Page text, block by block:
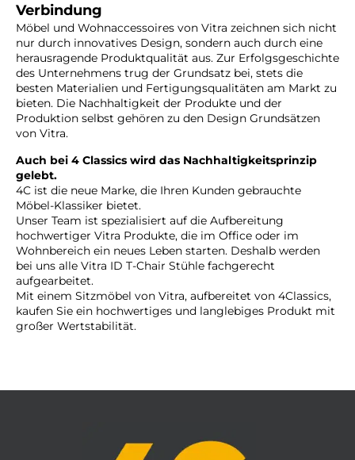
Verbindung
Möbel und Wohnaccessoires von Vitra zeichnen sich nicht
nur durch innovatives Design, sondern auch durch eine
herausragende Produktqualität aus. Zur Erfolgsgeschichte
des Unternehmens trug der Grundsatz bei, stets die
besten Materialien und Fertigungsqualitäten am Markt zu
bieten. Die Nachhaltigkeit der Produkte und der
Produktion selbst gehören zu den Design Grundsätzen
von Vitra.
Auch bei 4 Classics wird das Nachhaltigkeitsprinzip
gelebt.
4C ist die neue Marke, die Ihren Kunden gebrauchte
Möbel-Klassiker bietet.
Unser Team ist spezialisiert auf die Aufbereitung
hochwertiger Vitra Produkte, die im Office oder im
Wohnbereich ein neues Leben starten. Deshalb werden
bei uns alle Vitra ID T-Chair Stühle fachgerecht
aufgearbeitet.
Mit einem Sitzmöbel von Vitra, aufbereitet von 4Classics,
kaufen Sie ein hochwertiges und langlebiges Produkt mit
großer Wertstabilität.